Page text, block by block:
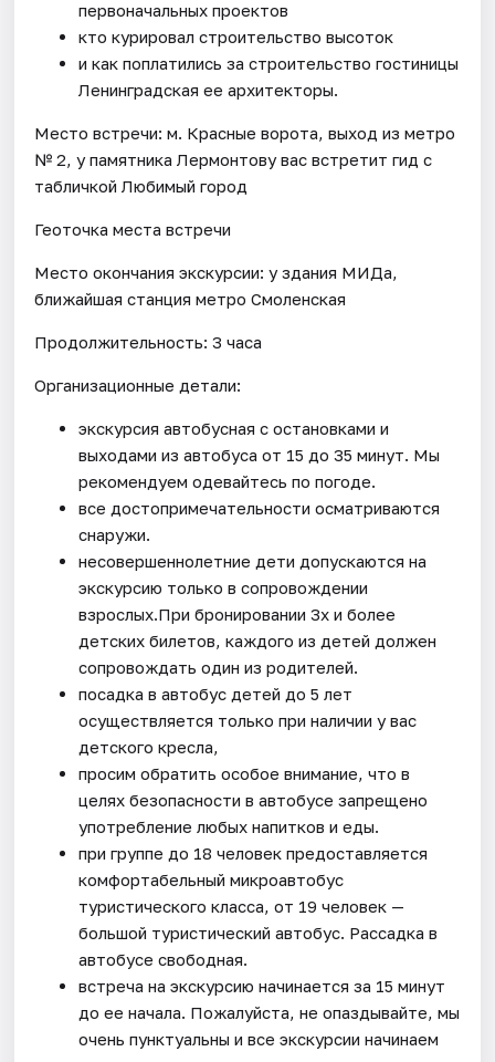
первоначальных проектов
кто курировал строительство высоток
и как поплатились за строительство гостиницы
Ленинградская ее архитекторы.
Место встречи: м. Красные ворота, выход из метро
№ 2, у памятника Лермонтову вас встретит гид с
табличкой Любимый город
Геоточка места встречи
Место окончания экскурсии: у здания МИДа,
ближайшая станция метро Смоленская
Продолжительность: 3 часа
Организационные детали:
экскурсия автобусная с остановками и
выходами из автобуса от 15 до 35 минут. Мы
рекомендуем одевайтесь по погоде.
все достопримечательности осматриваются
снаружи.
несовершеннолетние дети допускаются на
экскурсию только в сопровождении
взрослых.При бронировании 3х и более
детских билетов, каждого из детей должен
сопровождать один из родителей.
посадка в автобус детей до 5 лет
осуществляется только при наличии у вас
детского кресла,
просим обратить особое внимание, что в
целях безопасности в автобусе запрещено
употребление любых напитков и еды.
при группе до 18 человек предоставляется
комфортабельный микроавтобус
туристического класса, от 19 человек —
большой туристический автобус. Рассадка в
автобусе свободная.
встреча на экскурсию начинается за 15 минут
до ее начала. Пожалуйста, не опаздывайте, мы
очень пунктуальны и все экскурсии начинаем